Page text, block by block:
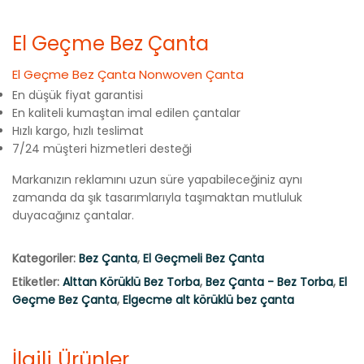
El Geçme Bez Çanta
El Geçme Bez Çanta Nonwoven Çanta
En düşük fiyat garantisi
En kaliteli kumaştan imal edilen çantalar
Hızlı kargo, hızlı teslimat
7/24 müşteri hizmetleri desteği
Markanızın reklamını uzun süre yapabileceğiniz aynı
zamanda da şık tasarımlarıyla taşımaktan mutluluk
duyacağınız çantalar.
Kategoriler: Bez Çanta, El Geçmeli Bez Çanta
Etiketler: Alttan Körüklü Bez Torba, Bez Çanta - Bez Torba, El
Geçme Bez Çanta, Elgecme alt körüklü bez çanta